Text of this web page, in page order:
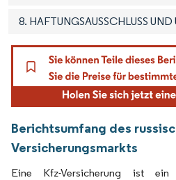
8. HAFTUNGSAUSSCHLUSS UND
Berichtsumfang des
Versicherungsmarkts
Eine Kfz-Versicherung ist